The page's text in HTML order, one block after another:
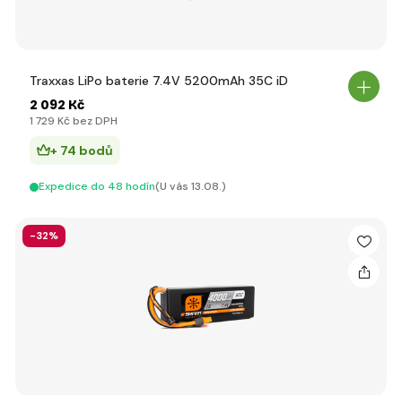
Traxxas LiPo baterie 7.4V 5200mAh 35C iD
2 092 Kč
1 729 Kč bez DPH
+ 74 bodů
Expedice do 48 hodín(U vás 13.08.)
-32%